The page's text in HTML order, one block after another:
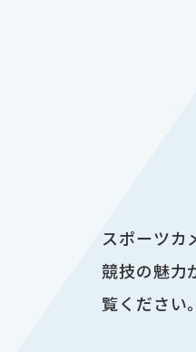
スポーツカ
競技の魅力
覧ください。